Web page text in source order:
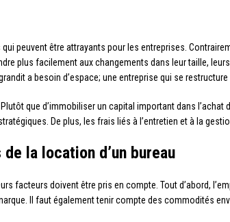
peuvent être attrayants pour les entreprises.
plus facilement aux changements dans leur taille,
a besoin d’espace; une entreprise qui se restructure
que d’immobiliser un capital important dans
De plus, les frais liés à l’entretien et à la
la location d’un bureau
facteurs doivent être pris en compte. Tout d’abord,
Il faut également tenir compte des commodités